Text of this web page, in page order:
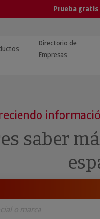
Prueba gratis
y ERP
· Recuperación de
Directorio de
Empresas
Pública
Investigada
saber